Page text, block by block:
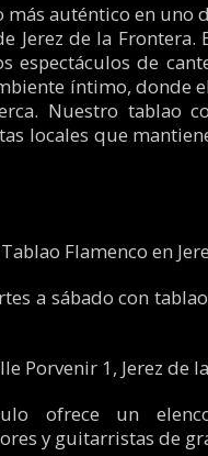
más auténtico en uno
Jerez de la Frontera.
espectáculos de
íntimo, donde
Nuestro tablao
locales que
Flamenco en
a sábado con
Porvenir 1, Jerez de
ofrece un
y guitarristas de